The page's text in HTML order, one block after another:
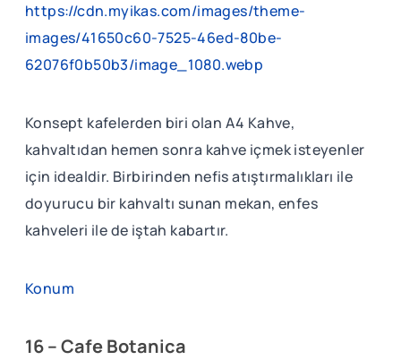
https://cdn.myikas.com/images/theme-
images/41650c60-7525-46ed-80be-
62076f0b50b3/image_1080.webp
Konsept kafelerden biri olan A4 Kahve,
kahvaltıdan hemen sonra kahve içmek isteyenler
için idealdir. Birbirinden nefis atıştırmalıkları ile
doyurucu bir kahvaltı sunan mekan, enfes
kahveleri ile de iştah kabartır.
Konum
16 – Cafe Botanica